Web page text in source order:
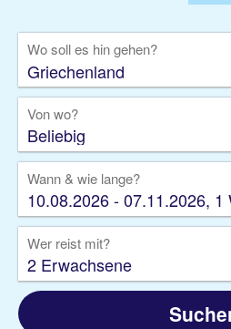
Rundreise
Kreuzfahrt
Gruppenreise
Camper
Wo soll es hin gehen?
Von wo?
Beliebig
Wann & wie lange?
10.08.2026 - 07.11.2026, 1
Wer reist mit?
2 Erwachsene